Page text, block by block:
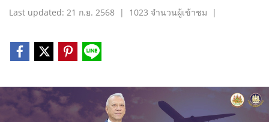
Last updated: 21 ก.ย. 2568 | 1023 จำนวนผู้เข้าชม |